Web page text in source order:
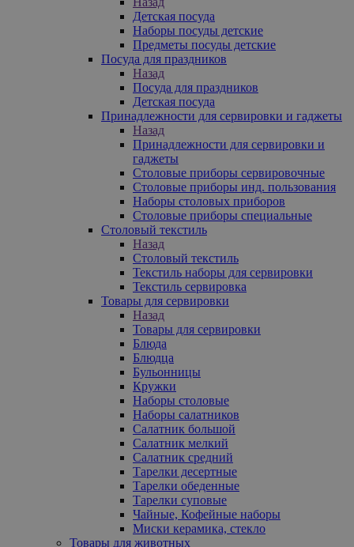
Детская посуда
Наборы посуды детские
Предметы посуды детские
Посуда для праздников
Назад
Посуда для праздников
Детская посуда
Принадлежности для сервировки и гаджеты
Назад
Принадлежности для сервировки и
гаджеты
Столовые приборы сервировочные
Столовые приборы инд. пользования
Наборы столовых приборов
Столовые приборы специальные
Столовый текстиль
Назад
Столовый текстиль
Текстиль наборы для сервировки
Текстиль сервировка
Товары для сервировки
Назад
Товары для сервировки
Блюда
Блюдца
Бульонницы
Кружки
Наборы столовые
Наборы салатников
Салатник большой
Салатник мелкий
Салатник средний
Тарелки десертные
Тарелки обеденные
Тарелки суповые
Чайные, Кофейные наборы
Миски керамика, стекло
Товары для животных